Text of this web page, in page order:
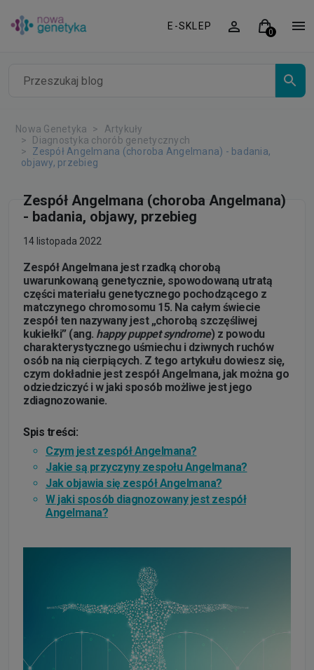
E-SKLEP
Nowa Genetyka
Artykuły
Diagnostyka chorób genetycznych
Zespół Angelmana (choroba Angelmana) - badania,
objawy, przebieg
Zespół Angelmana (choroba Angelmana)
- badania, objawy, przebieg
14 listopada 2022
Zespół Angelmana jest rzadką chorobą
uwarunkowaną genetycznie, spowodowaną utratą
części materiału genetycznego pochodzącego z
matczynego chromosomu 15. Na całym świecie
zespół ten nazywany jest „chorobą szczęśliwej
kukiełki” (ang. happy puppet syndrome) z powodu
charakterystycznego uśmiechu i dziwnych ruchów
osób na nią cierpiących. Z tego artykułu dowiesz się,
czym dokładnie jest zespół Angelmana, jak można go
odziedziczyć i w jaki sposób możliwe jest jego
zdiagnozowanie.
Spis treści:
Czym jest zespół Angelmana?
Jakie są przyczyny zespołu Angelmana?
Jak objawia się zespół Angelmana?
W jaki sposób diagnozowany jest zespół
Angelmana?